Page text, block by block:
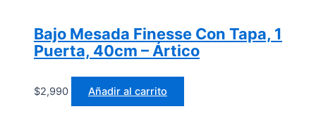
Bajo Mesada Finesse Con Tapa, 1
Puerta, 40cm – Ártico
$2,990 Añadir al carrito